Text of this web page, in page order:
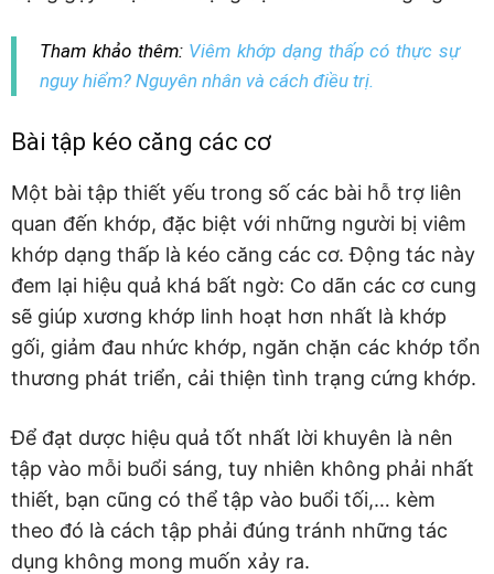
Tham khảo thêm: Viêm khớp dạng thấp có thực sự
nguy hiểm? Nguyên nhân và cách điều trị.
Bài tập kéo căng các cơ
Một bài tập thiết yếu trong số các bài hỗ trợ liên
quan đến khớp, đặc biệt với những người bị viêm
khớp dạng thấp là kéo căng các cơ. Động tác này
đem lại hiệu quả khá bất ngờ: Co dãn các cơ cung
sẽ giúp xương khớp linh hoạt hơn nhất là khớp
gối, giảm đau nhức khớp, ngăn chặn các khớp tổn
thương phát triển, cải thiện tình trạng cứng khớp.
Để đạt dược hiệu quả tốt nhất lời khuyên là nên
tập vào mỗi buổi sáng, tuy nhiên không phải nhất
thiết, bạn cũng có thể tập vào buổi tối,… kèm
theo đó là cách tập phải đúng tránh những tác
dụng không mong muốn xảy ra.